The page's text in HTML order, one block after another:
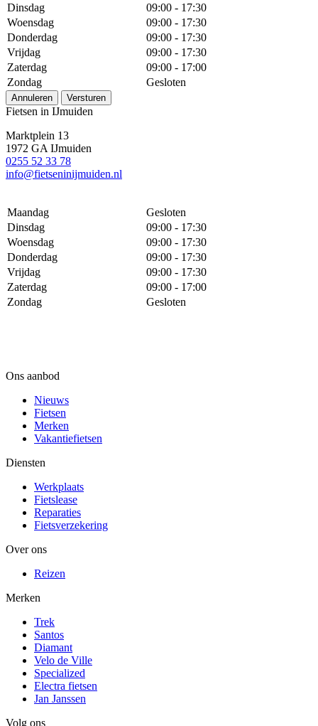
Dinsdag
09:00 - 17:30
Woensdag
09:00 - 17:30
Donderdag
09:00 - 17:30
Vrijdag
09:00 - 17:30
Zaterdag
09:00 - 17:00
Zondag
Gesloten
Annuleren Versturen
Fietsen in IJmuiden
Marktplein 13
1972 GA IJmuiden
0255 52 33 78
info@fietseninijmuiden.nl
Maandag
Gesloten
Dinsdag
09:00 - 17:30
Woensdag
09:00 - 17:30
Donderdag
09:00 - 17:30
Vrijdag
09:00 - 17:30
Zaterdag
09:00 - 17:00
Zondag
Gesloten
Ons aanbod
Nieuws
Fietsen
Merken
Vakantiefietsen
Diensten
Werkplaats
Fietslease
Reparaties
Fietsverzekering
Over ons
Reizen
Merken
Trek
Santos
Diamant
Velo de Ville
Specialized
Electra fietsen
Jan Janssen
Volg ons